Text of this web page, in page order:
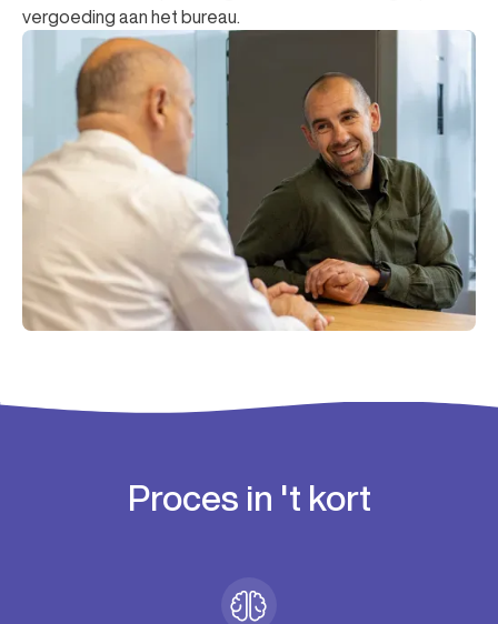
vergoeding aan het bureau.
Proces in 't kort